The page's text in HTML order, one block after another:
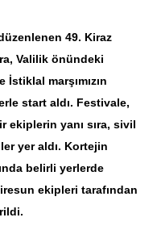
49. Kiraz
Valilik önündeki
marşımızın
start aldı. Festivale,
ekiplerin yanı sıra, sivil
yer aldı. Kortejin
belirli yerlerde
ekipleri tarafından